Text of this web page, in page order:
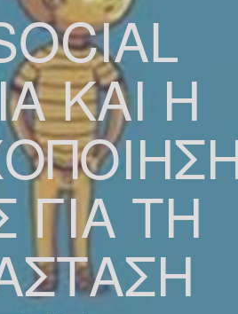
ΚΑΙ Η
ΓΙΑ ΤΗ